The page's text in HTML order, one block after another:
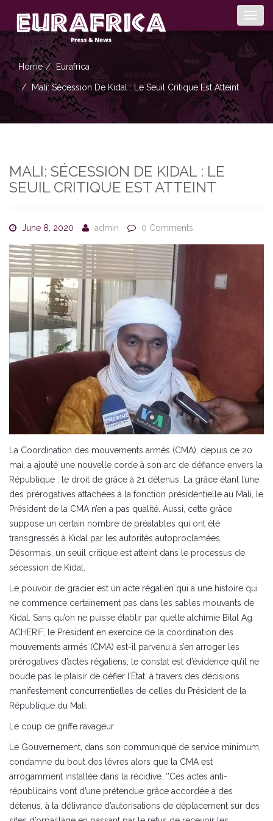
Home Eurafrica
Mali: Sécession De Kidal : Le Seuil Critique Est Atteint
MALI: SÉCESSION DE KIDAL : LE
SEUIL CRITIQUE EST ATTEINT
June 8, 2020 admin 0 Comments
La Coordination des mouvements armés (CMA), depuis ce 20
mai, a ajouté une nouvelle corde à son arc de défiance envers la
République : le droit de grâce à 21 détenus. La grâce étant l’une
des prérogatives attachées à la fonction présidentielle au Mali, le
Président de la CMA n’en a pas qualité. Aussi, cette grâce
suppose un certain nombre de préalables qui ont été
transgressés à Kidal par les autorités autoproclamées.
Désormais, un seuil critique est atteint dans le processus de
sécession de Kidal.
Le pouvoir de gracier est un acte régalien qui a une histoire qui
ne commence certainement pas dans les sables mouvants de
Kidal. Sans qu’on ne puisse établir par quelle alchimie Bilal Ag
ACHERIF, le Président en exercice de la coordination des
mouvements armés (CMA) est-il parvenu à s’en arroger les
prérogatives d’actes régaliens, le constat est d’évidence qu’il ne
boude pas le plaisir de défier l’État, à travers des décisions
manifestement concurrentielles de celles du Président de la
République du Mali.
Le coup de griffe ravageur
Le Gouvernement, dans son communiqué de service minimum,
condamne du bout des lèvres alors que la CMA est
arrogamment installée dans la récidive. ‘’Ces actes anti-
républicains vont d’une prétendue grâce accordée à des
détenus, à la délivrance d’autorisations de déplacement sur des